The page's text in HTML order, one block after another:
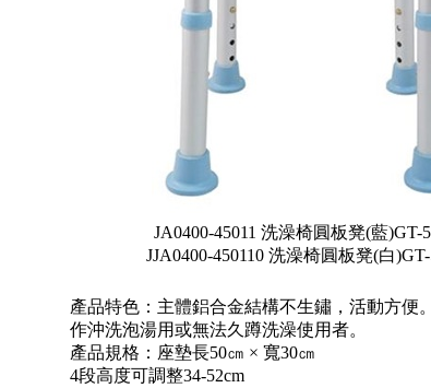
JA0400-45011 洗澡椅圓板凳(藍)GT-
JJA0400-450110 洗澡椅圓板凳(白
產品特色：主體鋁合金結構不生鏽，活動方便
作沖洗泡湯用或無法久蹲洗澡使用者。
產品規格：座墊長50㎝ × 寬30㎝
4段高度可調整34-52cm